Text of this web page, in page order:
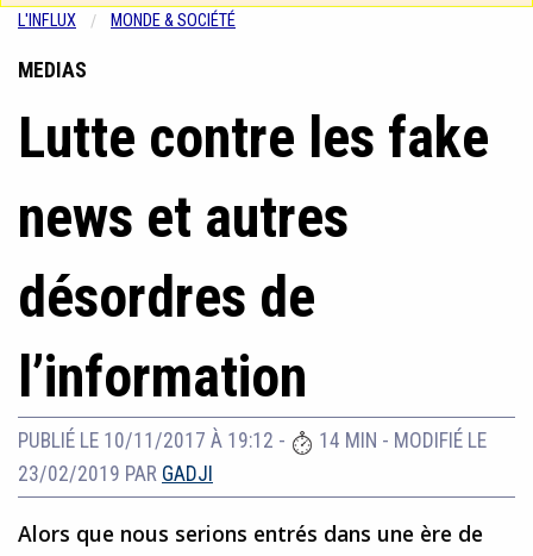
L'INFLUX MONDE & SOCIÉTÉ
MEDIAS
Lutte contre les fake
news et autres
désordres de
l’information
PUBLIÉ LE 10/11/2017 À 19:12 - 14 MIN - MODIFIÉ LE
23/02/2019 PAR GADJI
Alors que nous serions entrés dans une ère de